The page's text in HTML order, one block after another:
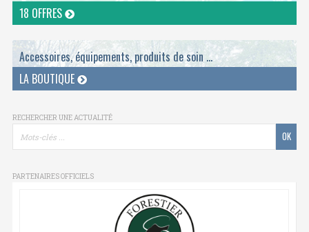
18 OFFRES
Accessoires, équipements, produits de soin ...
LA BOUTIQUE
RECHERCHER UNE ACTUALITÉ
PARTENAIRES OFFICIELS